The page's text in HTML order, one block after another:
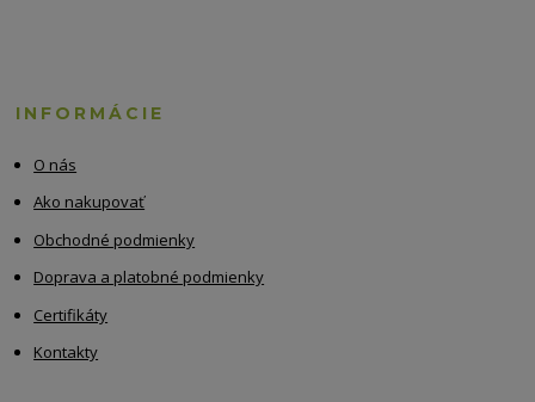
INFORMÁCIE
O nás
Ako nakupovať
Obchodné podmienky
Doprava a platobné podmienky
Certifikáty
Kontakty